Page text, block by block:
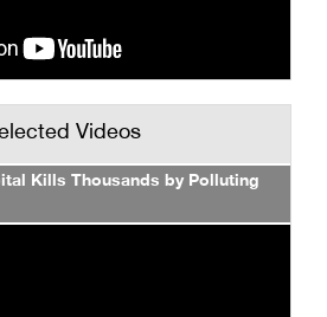
Videos
Kills Thousands by Polluting